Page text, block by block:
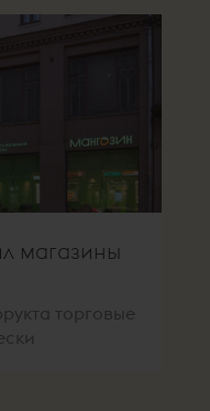
магазины
торговые